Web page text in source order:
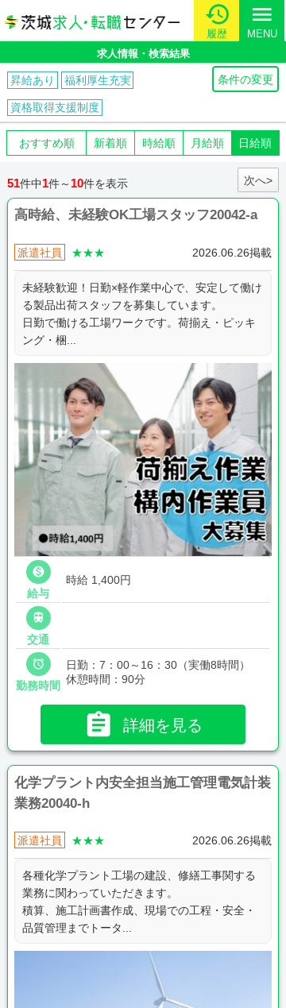
履歴
menu
MENU
求人情報・検索結果
条件の変更
昇給あり 福利厚生充実
資格取得支援制度
おすすめ順 新着順 時給順 月給順 日給順
51件中1件～ 10件を表示 次へ>
高時給、未経験OK工場スタッフ20042-a
派遣社員 ★★★ 2026.06.26掲載
未経験歓迎！日勤×軽作業中心で、安定して働け
る製品出荷スタッフを募集しています。
日勤で働ける工場ワークです。荷揃え・ピッキ
ング・梱...

給与
時給 1,400円

交通

勤務時間
日勤：7：00～16：30（実働8時間）
休憩時間：90分
 詳細を見る
化学プラント内安全担当施工管理電気計装
業務20040-h
派遣社員 ★★★ 2026.06.26掲載
各種化学プラント工場の建設、修繕工事関する
業務に関わっていただきます。
積算、施工計画書作成、現場での工程・安全・
品質管理までトータ...